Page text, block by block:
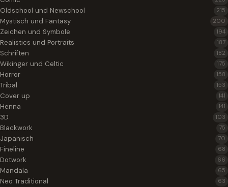
Oldschool und Newschool 215
Mystisch und Fantasy 200
Zeichen und Symbole 194
Realistics und Portraits 187
Schriften 182
Wikinger und Celtic 175
Horror 158
Tribal 153
Cover up 141
Henna 141
3D 103
Blackwork 75
Japanisch 70
Fineline 68
Dotwork 66
Mandala 65
Neo Traditional 63